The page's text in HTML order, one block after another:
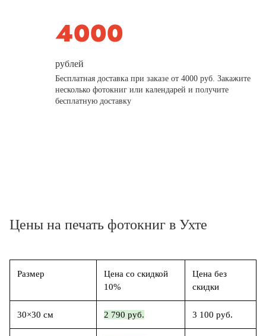
рублей
Бесплатная доставка при заказе от 4000 руб. Закажите
несколько фотокниг или календарей и получите
бесплатную доставку
Цены на печать фотокниг в Ухте
Размер
Цена со скидкой
10%
Цена без
скидки
30×30 см 2 790 руб. 3 100 руб.